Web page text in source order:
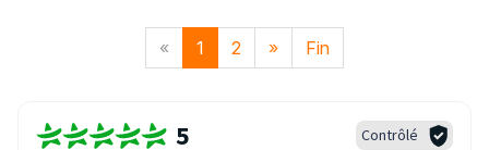
« 1 2 » Fin
5 Contrôlé